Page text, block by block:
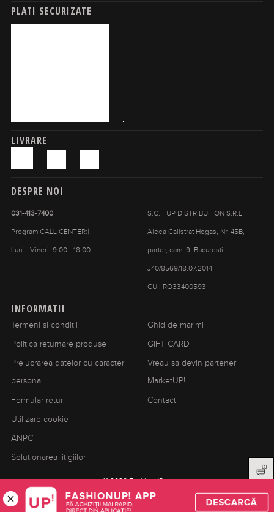
PLATI SECURIZATE
LIVRARE
DESPRE NOI
031-413-7400
Program CALL CENTER:|
Luni - Vineri: 9:00 - 18:00
S.C. FUP DISTRIBUTION S.R.L
Aleea Calistrat Hogas, Nr. 45B,
parter, cam. 9, Bucuresti
J40/8569/18.07.2014
CUI: RO33400593
INFORMATII
Termeni si conditii
Politica returnare produse
Prelucrarea datelor cu caracter
personal
Formular retur
Utilizare cookie
ANPC
Solutionarea litigiilor
Ghid de marimi
GIFT CARD
Vreau sa devin partener
MarketUP!
Contact
© 2026 FashionUP.ro
Acceseaza